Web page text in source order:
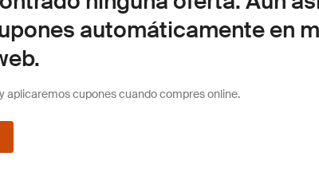
automáticamente en
aplicaremos cupones cuando compres online.